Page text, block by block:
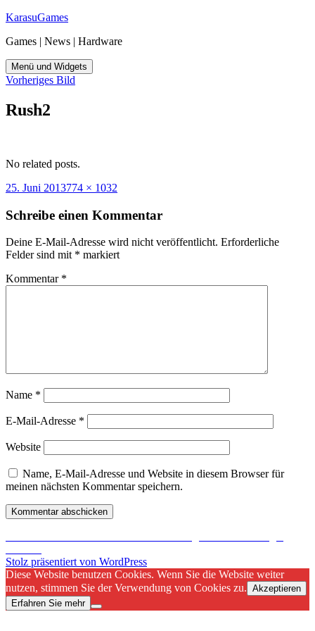
Zum
springen
KarasuGames
Games | News | Hardware
Menü und Widgets
Vorheriges Bild
Rush2
No related posts.
Veröffentlicht
25. Juni 2013Originalgröße
774 × 1032
Schreibe einen Kommentar
Deine E-Mail-Adresse wird nicht veröffentlicht. Erforderliche
Felder sind mit * markiert
Kommentar *
Name *
E-Mail-Adresse *
Website
Name, E-Mail-Adresse und Website in diesem Browser für
meinen nächsten Kommentar speichern.
Beitragsnavigation
Stolz präsentiert von WordPress
Diese Website benutzen Cookies. Wenn Sie die Website weiter
nutzen, stimmen Sie der Verwendung von Cookies zu. Akzeptieren
Erfahren Sie mehr